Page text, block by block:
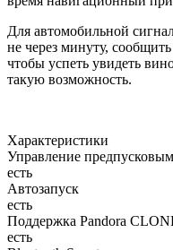
Для автомобильной
не через минуту,
чтобы успеть увидеть
такую возможность.
Характеристики
Управление
есть
Автозапуск
есть
Поддержка Pandora
есть